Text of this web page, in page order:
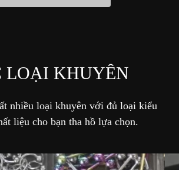
LOẠI KHUYÊN
nhiều loại khuyên với đủ loại kiểu
liệu cho bạn tha hồ lựa chọn.